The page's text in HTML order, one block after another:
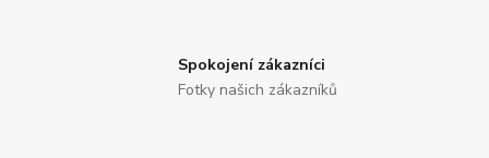
Spokojení zákazníci
Fotky našich zákazníků